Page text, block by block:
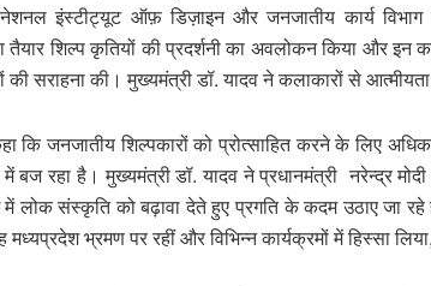
इंस्टीट्यूट ऑफ़ डिज़ाइन और जनजातीय कार्य
तैयार शिल्प कृतियों की प्रदर्शनी का अवलोकन किया और
सराहना की। मुख्यमंत्री डॉ. यादव ने कलाकारों से
कि जनजातीय शिल्पकारों को प्रोत्साहित करने के लिए
बज रहा है। मुख्यमंत्री डॉ. यादव ने प्रधानमंत्री नरेन्द्र
लोक संस्कृति को बढ़ावा देते हुए प्रगति के कदम उठाए जा रहे
मध्यप्रदेश भ्रमण पर रहीं और विभिन्न कार्यक्रमों में हिस्सा